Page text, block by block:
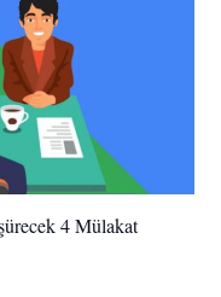
4 Mülakat